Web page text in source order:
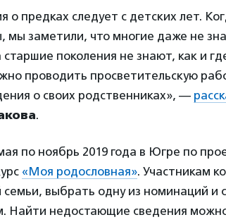
о предках следует с детских лет.
мы заметили, что многие даже не
поколения не знают, как и
проводить просветительскую
о своих родственниках», —
.
по ноябрь 2019 года в Югре по
«Моя родословная». Участникам
семьи, выбрать одну из номинаций и
Найти недостающие сведения